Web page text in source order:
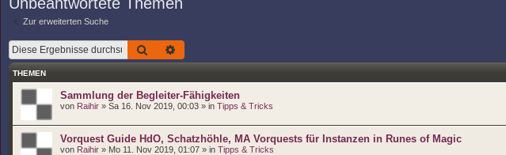
Zur erweiterten Suche
Suche
THEMEN
Sammlung der Begleiter-Fähigkeiten
von Raihir » Sa 16. Nov 2019, 00:03 » in Tipps & Tricks
Vorquest Guide HdO, Schatzhöhle, MA Vorquests für Instanzen in Runes of Magic
von Raihir » Mo 11. Nov 2019, 01:07 » in Tipps & Tricks